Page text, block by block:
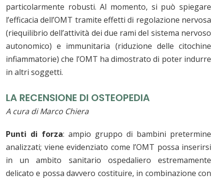
particolarmente robusti. Al momento, si può spiegare
l’efficacia dell’OMT tramite effetti di regolazione nervosa
(riequilibrio dell’attività dei due rami del sistema nervoso
autonomico) e immunitaria (riduzione delle citochine
infiammatorie) che l’OMT ha dimostrato di poter indurre
in altri soggetti.
LA RECENSIONE DI OSTEOPEDIA
A cura di Marco Chiera
Punti di forza: ampio gruppo di bambini pretermine
analizzati; viene evidenziato come l’OMT possa inserirsi
in un ambito sanitario ospedaliero estremamente
delicato e possa davvero costituire, in combinazione con